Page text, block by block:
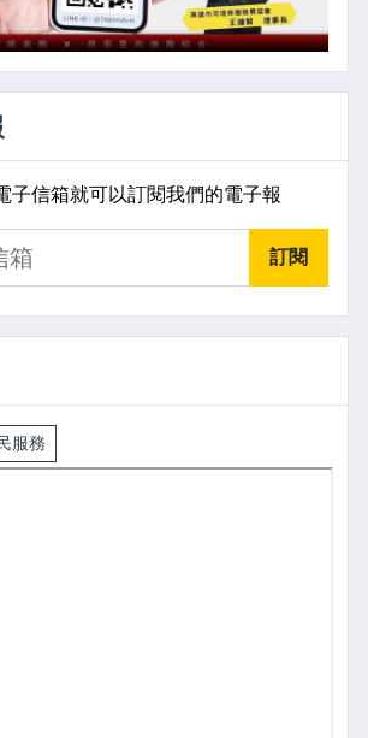
子信箱就可以訂閱我們的電子報
訂閱
服務